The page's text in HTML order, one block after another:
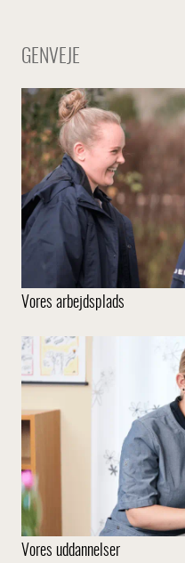
GENVEJE
Vores arbejdsplads
Vores uddannelser